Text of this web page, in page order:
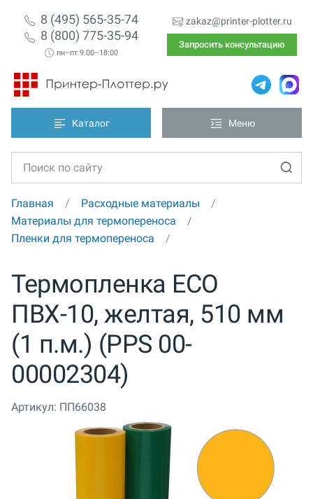
8 (495) 565-35-74
8 (800) 775-35-94
пн–пт 9:00–18:00
zakaz@printer-plotter.ru
Запросить консультацию
Каталог Меню
Главная
Расходные материалы
Материалы для термопереноса
Пленки для термопереноса
Термопленка ECO
ПВХ-10, желтая, 510 мм
(1 п.м.) (PPS 00-
00002304)
Артикул: ПП66038